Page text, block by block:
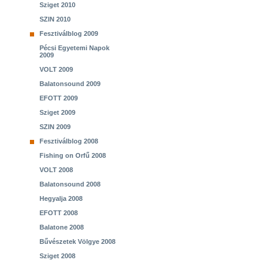
Sziget 2010
SZIN 2010
Fesztiválblog 2009
Pécsi Egyetemi Napok
2009
VOLT 2009
Balatonsound 2009
EFOTT 2009
Sziget 2009
SZIN 2009
Fesztiválblog 2008
Fishing on Orfű 2008
VOLT 2008
Balatonsound 2008
Hegyalja 2008
EFOTT 2008
Balatone 2008
Bűvészetek Völgye 2008
Sziget 2008